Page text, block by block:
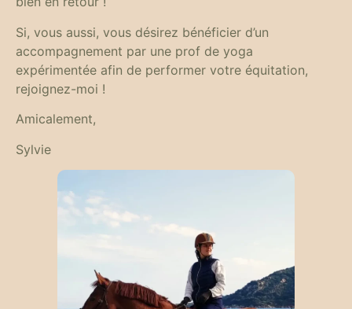
Si, vous aussi, vous désirez bénéficier d’un
accompagnement par une prof de yoga
expérimentée afin de performer votre équitation,
rejoignez-moi !
Amicalement,
Sylvie